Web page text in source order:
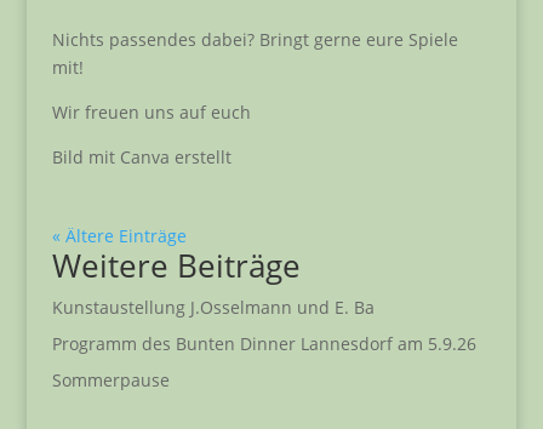
Nichts passendes dabei? Bringt gerne eure Spiele
mit!
Wir freuen uns auf euch
Bild mit Canva erstellt
« Ältere Einträge
Weitere Beiträge
Kunstaustellung J.Osselmann und E. Ba
Programm des Bunten Dinner Lannesdorf am 5.9.26
Sommerpause